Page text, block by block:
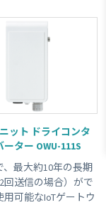
#LTE-M
センサー
#販売終了品
DU
商品 #plan-D
ット ドライコンタ
ター OWU-111S
、最大約10年の長期
回送信の場合）がで
用可能なIoTゲートウ